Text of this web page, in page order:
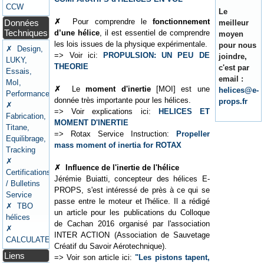
CCW
Données
Techniques
✗ Design,
LUKY,
Essais,
MoI,
Performances
✗
Fabrication,
Titane,
Equilibrage,
Tracking
✗
Certifications
/ Bulletins
Service
✗ TBO
hélices
✗
CALCULATEURS
Liens
✗ Pour comprendre le fonctionnement
d’une hélice, il est essentiel de comprendre
les lois issues de la physique expérimentale.
=> Voir ici:
PROPULSION: UN PEU DE
THEORIE
✗ Lemoment d'inertie[MOI] est une
donnée très importante pour les hélices.
=> Voir explications ici:
HELICES ET
MOMENT D'INERTIE
=> Rotax Service Instruction:
Propeller
mass moment of inertia for ROTAX
✗
Influence de l'inertie de l'hélice
Jérémie Buiatti, concepteur des hélices E-
PROPS, s'est intéressé de près à ce qui se
passe entre le moteur et l'hélice. Il a rédigé
un article pour les publications du Colloque
de Cachan 2016 organisé par l'association
INTER ACTION (Association de Sauvetage
Créatif du Savoir Aérotechnique).
=> Voir son article ici:"Les pistons tapent,
Le
meilleur
moyen
pour nous
joindre,
c'est par
email :
helices@e-
props.fr